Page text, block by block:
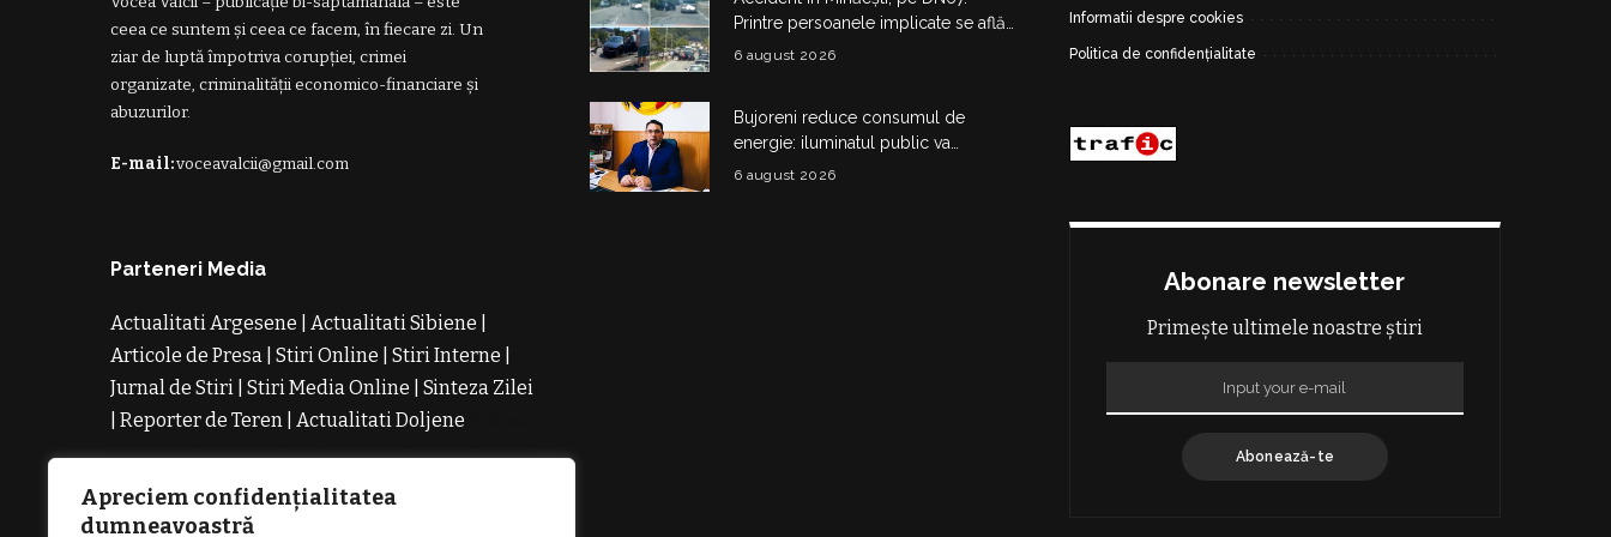
Apreciem confidențialitatea
dumneavoastră
ceea ce suntem și ceea ce facem, în fiecare zi. Un
ziar de luptă împotriva corupției, crimei
organizate, criminalității economico-financiare și
abuzurilor.
E-mail:voceavalcii@gmail.com
Parteneri Media
Actualitati Argesene Actualitati Sibiene
Articole de Presa
Stiri Online Stiri Interne
Jurnal de Stiri
Stiri Media Online
Sinteza Zilei
Reporter de Teren Actualitati Doljene
NoiRochii de RevelionRochii de BanchetRochii
de Cununie
Magazin de Rochii
Comanda Rochii de Seara
Printre persoanele implicate se află
și doi copii
6 august 2026
Bujoreni reduce consumul de
energie: iluminatul public va
funcționa la intensitate redusă pe
6 august 2026
Informatii despre cookies
Politica de confidențialitate
Abonare newsletter
Primește ultimele noastre știri
Abonează-te